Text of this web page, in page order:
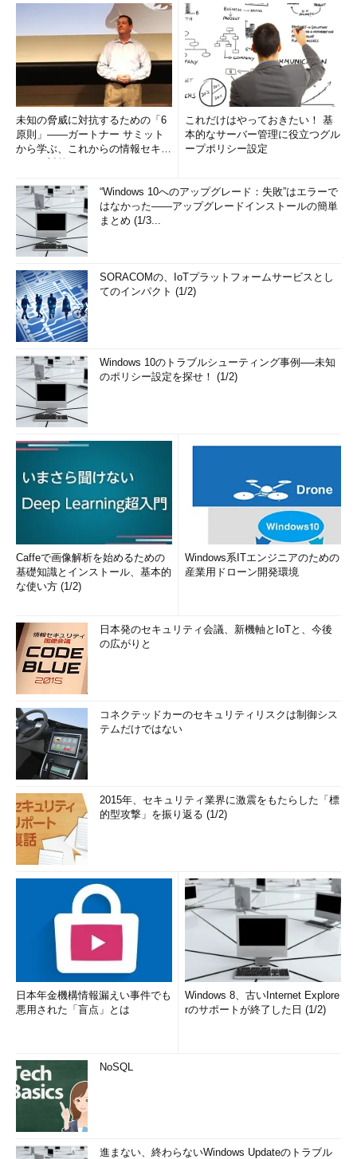
未知の脅威に対抗するための「6
原則」――ガートナー サミット
から学ぶ、これからの情報セキュ
これだけはやっておきたい！ 基
本的なサーバー管理に役立つグル
ープポリシー設定
“Windows 10へのアップグレード：失敗”はエラーで
はなかった――アップグレードインストールの簡単
まとめ (1/3...
SORACOMの、IoTプラットフォームサービスとし
てのインパクト (1/2)
Windows 10のトラブルシューティング事例──未知
のポリシー設定を探せ！ (1/2)
Caffeで画像解析を始めるための
基礎知識とインストール、基本的
な使い方 (1/2)
Windows系ITエンジニアのための
産業用ドローン開発環境
日本発のセキュリティ会議、新機軸とIoTと、今後
の広がりと
コネクテッドカーのセキュリティリスクは制御シス
テムだけではない
2015年、セキュリティ業界に激震をもたらした「標
的型攻撃」を振り返る (1/2)
日本年金機構情報漏えい事件でも
悪用された「盲点」とは
Windows 8、古いInternet Explore
rのサポートが終了した日 (1/2)
NoSQL
進まない、終わらないWindows Updateのトラブル